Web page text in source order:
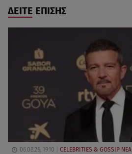
ΔΕΙΤΕ ΕΠΙΣΗΣ
06.08.26, 19:10 CELEBRITIES & GOSSIP ΝΕΑ